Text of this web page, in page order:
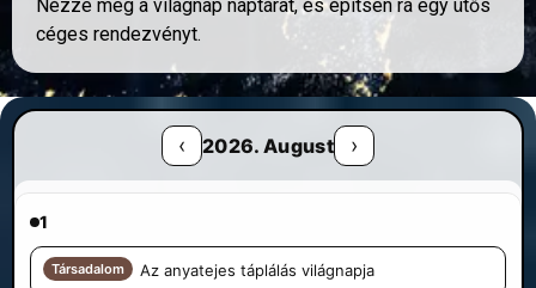
Nézze meg a világnap naptárat, és építsen rá egy ütős
céges rendezvényt.
‹ 2026. August ›
1
Társadalom Az anyatejes táplálás világnapja